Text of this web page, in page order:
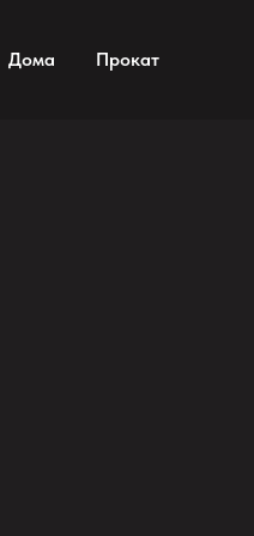
VUOKSA
Дома Прокат